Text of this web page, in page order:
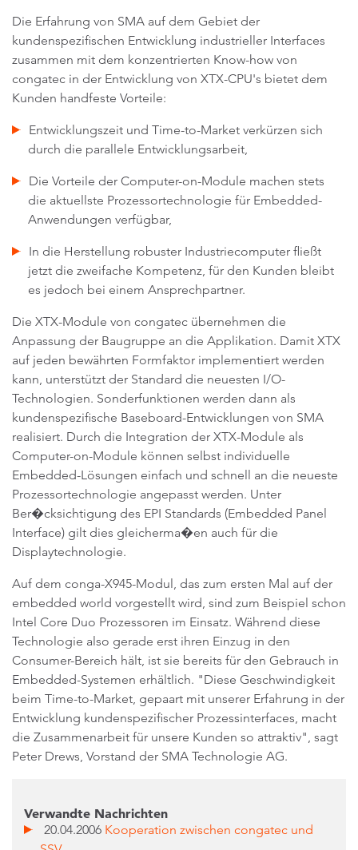
Die Erfahrung von SMA auf dem Gebiet der
kundenspezifischen Entwicklung industrieller Interfaces
zusammen mit dem konzentrierten Know-how von
congatec in der Entwicklung von XTX-CPU's bietet dem
Kunden handfeste Vorteile:
Entwicklungszeit und Time-to-Market verkürzen sich
durch die parallele Entwicklungsarbeit,
Die Vorteile der Computer-on-Module machen stets
die aktuellste Prozessortechnologie für Embedded-
Anwendungen verfügbar,
In die Herstellung robuster Industriecomputer fließt
jetzt die zweifache Kompetenz, für den Kunden bleibt
es jedoch bei einem Ansprechpartner.
Die XTX-Module von congatec übernehmen die
Anpassung der Baugruppe an die Applikation. Damit XTX
auf jeden bewährten Formfaktor implementiert werden
kann, unterstützt der Standard die neuesten I/O-
Technologien. Sonderfunktionen werden dann als
kundenspezifische Baseboard-Entwicklungen von SMA
realisiert. Durch die Integration der XTX-Module als
Computer-on-Module können selbst individuelle
Embedded-Lösungen einfach und schnell an die neueste
Prozessortechnologie angepasst werden. Unter
Ber�cksichtigung des EPI Standards (Embedded Panel
Interface) gilt dies gleicherma�en auch für die
Displaytechnologie.
Auf dem conga-X945-Modul, das zum ersten Mal auf der
embedded world vorgestellt wird, sind zum Beispiel schon
Intel Core Duo Prozessoren im Einsatz. Während diese
Technologie also gerade erst ihren Einzug in den
Consumer-Bereich hält, ist sie bereits für den Gebrauch in
Embedded-Systemen erhältlich. "Diese Geschwindigkeit
beim Time-to-Market, gepaart mit unserer Erfahrung in der
Entwicklung kundenspezifischer Prozessinterfaces, macht
die Zusammenarbeit für unsere Kunden so attraktiv", sagt
Peter Drews, Vorstand der SMA Technologie AG.
Verwandte Nachrichten
20.04.2006 Kooperation zwischen congatec und